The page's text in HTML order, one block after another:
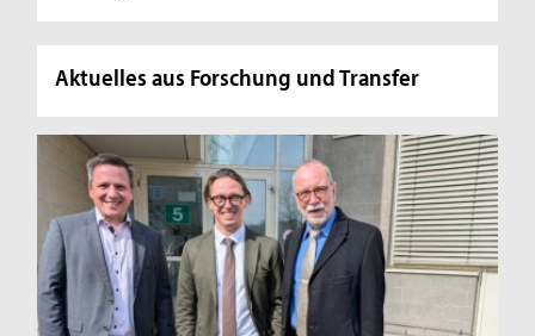
Aktuelles aus Forschung und Transfer